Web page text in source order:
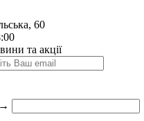
Custom Birch Snare 14"